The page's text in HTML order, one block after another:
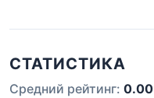
СТАТИСТИКА
Средний рейтинг: 0.00